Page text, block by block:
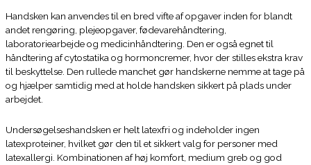
Handsken kan anvendes til en bred vifte af opgaver inden for blandt
andet rengøring, plejeopgaver, fødevarehåndtering,
laboratoriearbejde og medicinhåndtering. Den er også egnet til
håndtering af cytostatika og hormoncremer, hvor der stilles ekstra krav
til beskyttelse. Den rullede manchet gør handskerne nemme at tage på
og hjælper samtidig med at holde handsken sikkert på plads under
arbejdet.
Undersøgelseshandsken er helt latexfri og indeholder ingen
latexproteiner, hvilket gør den til et sikkert valg for personer med
latexallergi. Kombinationen af høj komfort, medium greb og god